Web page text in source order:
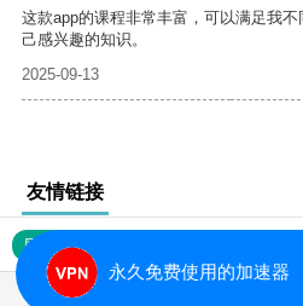
这款app的课程非常丰富，可以满足我
己感兴趣的知识。
2025-09-13
友情链接
网站地图
永久免费使用的加速器